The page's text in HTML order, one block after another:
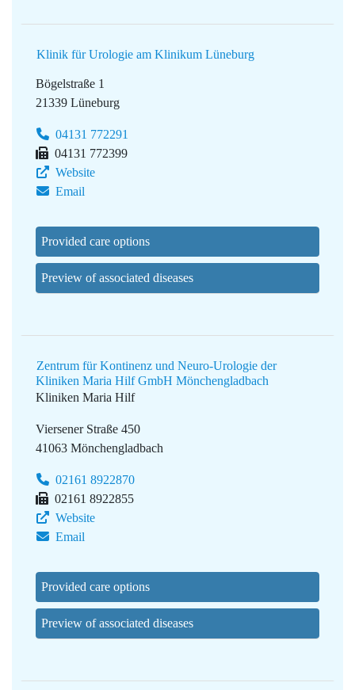
Klinik für Urologie am Klinikum Lüneburg
Bögelstraße 1
21339 Lüneburg
04131 772291
04131 772399
Website
Email
Provided care options
Preview of associated diseases
Zentrum für Kontinenz und Neuro-Urologie der
Kliniken Maria Hilf GmbH Mönchengladbach
Kliniken Maria Hilf
Viersener Straße 450
41063 Mönchengladbach
02161 8922870
02161 8922855
Website
Email
Provided care options
Preview of associated diseases